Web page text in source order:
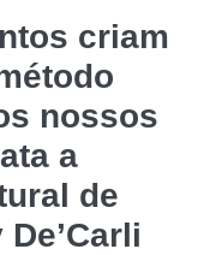
criam
nossos
a
de